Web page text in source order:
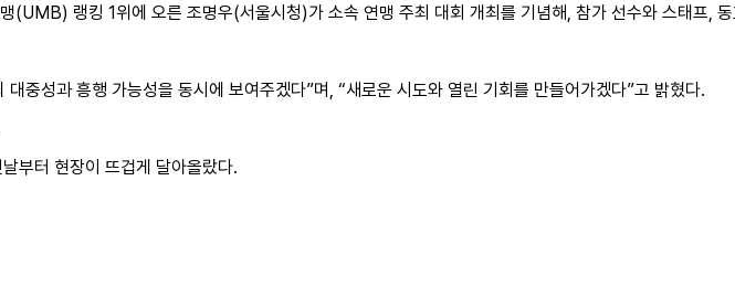
랭킹 1위에 오른 조명우(서울시청)가 소속 연맹 주최 대회 개최를 기념해, 참가 선수와 스태프,
중성과 흥행 가능성을 동시에 보여주겠다”며, “새로운 시도와 열린 기회를 만들어가겠다”고 밝혔다.
부터 현장이 뜨겁게 달아올랐다.